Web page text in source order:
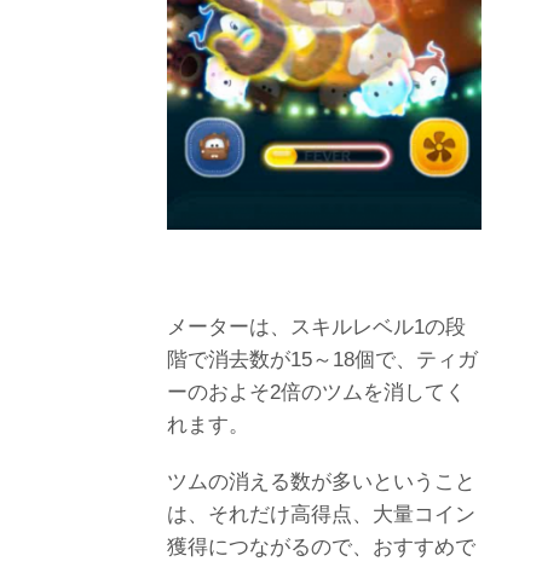
メーターは、スキルレベル1の段
階で消去数が15～ 18個で、ティガ
ーのおよそ2倍のツムを消してく
れます。
ツムの消える数が多いということ
は、それだけ高得点、大量コイン
獲得につながるので、おすすめで